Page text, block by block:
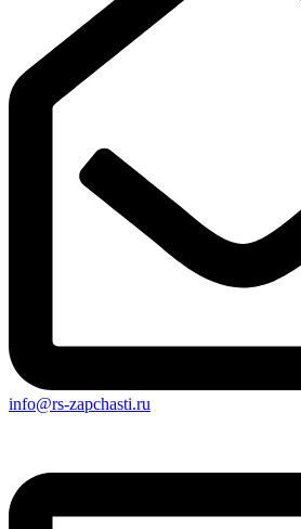
info@rs-zapchasti.ru